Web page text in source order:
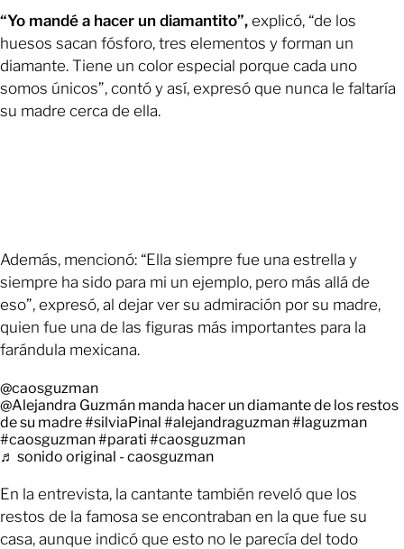
“Yo mandé a hacer un diamantito”, explicó, “de los
huesos sacan fósforo, tres elementos y forman un
diamante. Tiene un color especial porque cada uno
somos únicos”, contó y así, expresó que nunca le faltaría
su madre cerca de ella.
Además, mencionó: “Ella siempre fue una estrella y
siempre ha sido para mi un ejemplo, pero más allá de
eso”, expresó, al dejar ver su admiración por su madre,
quien fue una de las figuras más importantes para la
farándula mexicana.
@caosguzman
@Alejandra Guzmán manda hacer un diamante de los restos
de su madre#silviaPinal #alejandraguzman#laguzman
#caosguzman#parati #caosguzman
♬ sonido original - caosguzman
En la entrevista, la cantante también reveló que los
restos de la famosa se encontraban en la que fue su
casa, aunque indicó que esto no le parecía del todo